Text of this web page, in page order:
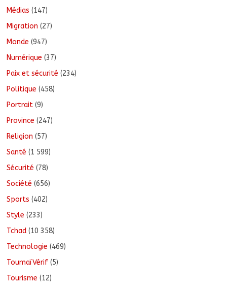
Médias (147)
Migration (27)
Monde (947)
Numérique (37)
Paix et sécurité (234)
Politique (458)
Portrait (9)
Province (247)
Religion (57)
Santé (1 599)
Sécurité (78)
Société (656)
Sports (402)
Style (233)
Tchad (10 358)
Technologie (469)
ToumaïVérif (5)
Tourisme (12)